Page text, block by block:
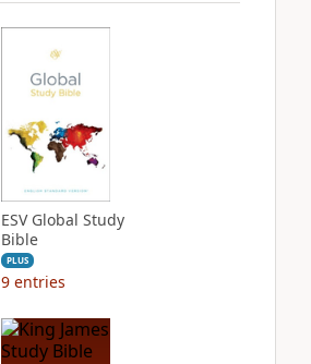
ESV Global Study
Bible
PLUS
9 entries